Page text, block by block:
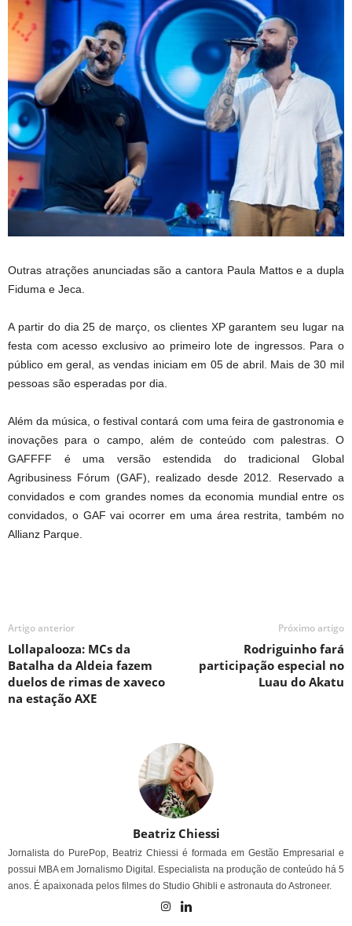
Outras atrações anunciadas são a cantora Paula Mattos e a dupla
Fiduma e Jeca.
A partir do dia 25 de março, os clientes XP garantem seu lugar na
festa com acesso exclusivo ao primeiro lote de ingressos. Para o
público em geral, as vendas iniciam em 05 de abril. Mais de 30 mil
pessoas são esperadas por dia.
Além da música, o festival contará com uma feira de gastronomia e
inovações para o campo, além de conteúdo com palestras. O
GAFFFF é uma versão estendida do tradicional Global
Agribusiness Fórum (GAF), realizado desde 2012. Reservado a
convidados e com grandes nomes da economia mundial entre os
convidados, o GAF vai ocorrer em uma área restrita, também no
Allianz Parque.
Artigo anterior
Lollapalooza: MCs da
Batalha da Aldeia fazem
duelos de rimas de xaveco
na estação AXE
Próximo artigo
Rodriguinho fará
participação especial no
Luau do Akatu
Beatriz Chiessi
Jornalista do PurePop, Beatriz Chiessi é formada em Gestão Empresarial e
possui MBA em Jornalismo Digital. Especialista na produção de conteúdo há 5
anos. É apaixonada pelos filmes do Studio Ghibli e astronauta do Astroneer.